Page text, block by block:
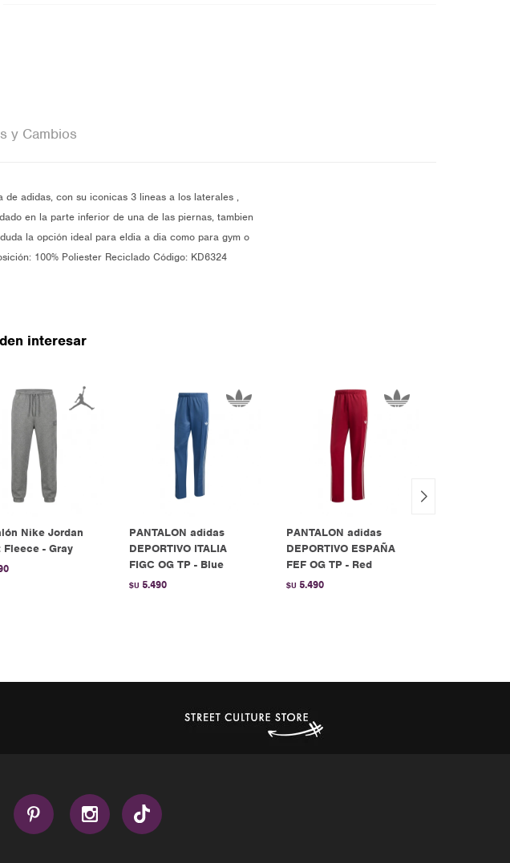
y Cambios
de adidas, con su iconicas 3 lineas a los laterales ,
en la parte inferior de una de las piernas, tambien
la opción ideal para eldia a dia como para gym o
100% Poliester Reciclado Código: KD6324
interesar
Nike Jordan
Fleece - Gray
PANTALON adidas
DEPORTIVO ITALIA
FIGC OG TP - Blue
$U 5.490
PANTALON adidas
DEPORTIVO ESPAÑA
FEF OG TP - Red
$U 5.490
 